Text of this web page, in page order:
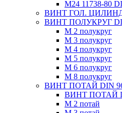
М24 11738-80
ВИНТ ГОЛ.
ВИНТ ПОЛУКРУГ
М 2 полукруг
М 3 полукруг
М 4 полукруг
М 5 полукруг
М 6 полукруг
М 8 полукруг
ВИНТ ПОТАЙ DIN
ВИНТ ПОТАЙ
М 2 потай